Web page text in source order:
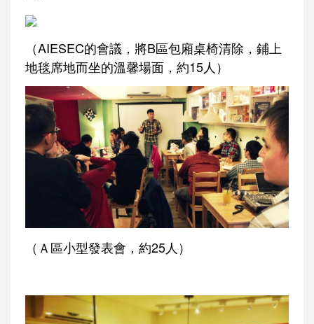
（AIESEC的會議，將B區包廂桌椅清除，鋪上
地毯席地而坐的溫馨場面，約15人）
（Ａ區小型發表會，約25人）